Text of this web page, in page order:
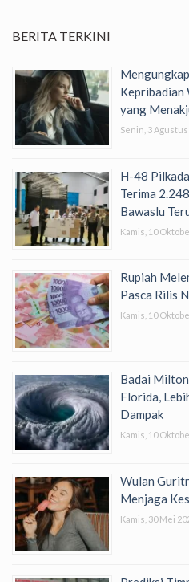
BERITA TERKINI
Kepribadian
yang
Senin, 3 Agustus
H-48
Terima
Bawaslu
Kamis, 10
Rupiah
Pasca Rilis
Kamis, 10
Badai
Florida,
Dampak
Kamis, 10
Wulan
Menjaga
Kamis, 30 Mei